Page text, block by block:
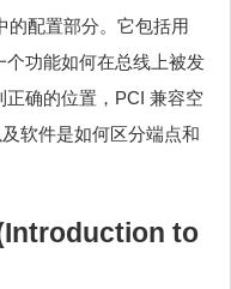
的配置部分。它包括用
功能如何在总线上被发
确的位置，PCI 兼容空
软件是如何区分端点和
to